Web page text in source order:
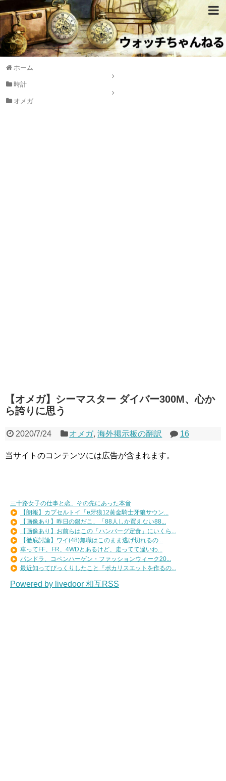
ホーム
時計
オメガ
【オメガ】シーマスター ダイバー300M、心か
ら誇りに思う
2020/7/24 オメガ,海外掲示板の翻訳 16
当サイトのコンテンツには広告が含まれます。
三十路女子の仕事と恋、その先にあった本音
【朗報】カプセルトイ「e牙狼12黄金騎士牙狼サウン...
【画像あり】昨日の銀だこ、「88人しか買えない88...
【画像あり】お前らはこの「ハンバーグ定食」にいくら...
【徹底討論】ワイ(48)無職はこのまま逃げ切れるの...
車ってFF、FR、4WDとあるけど、走ってて違いわ...
パンドラ、コペンハーゲン・ファッションウィーク20...
最近知ってびっくりしたこと『ポカリスエットを作るの...
Powered by livedoor 相互RSS